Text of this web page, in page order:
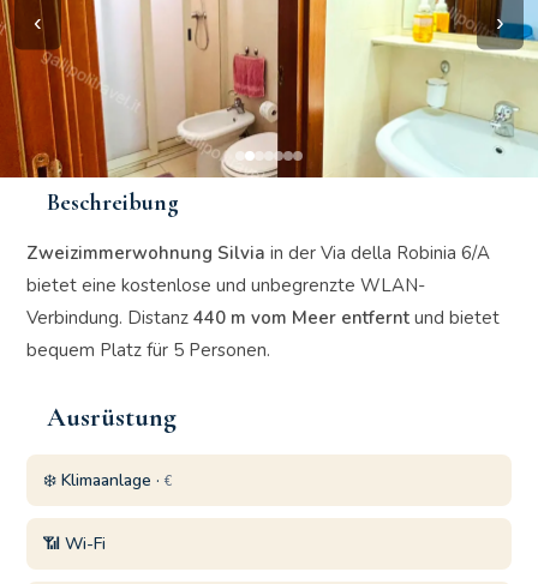
‹ ›
Beschreibung
Zweizimmerwohnung Silvia in der Via della Robinia 6/A
bietet eine kostenlose und unbegrenzte WLAN-
Verbindung. Distanz440 m vom Meer entfernt und bietet
bequem Platz für 5 Personen.
Ausrüstung
❄️ Klimaanlage ·€
📶 Wi-Fi